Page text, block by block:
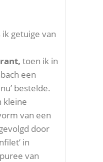
getuige van
toen ik in
een
bestelde.
kleine
van een
door
in
van